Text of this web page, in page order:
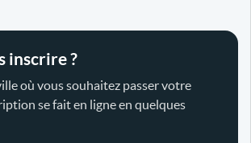
inscrire ?
où vous souhaitez passer votre
se fait en ligne en quelques